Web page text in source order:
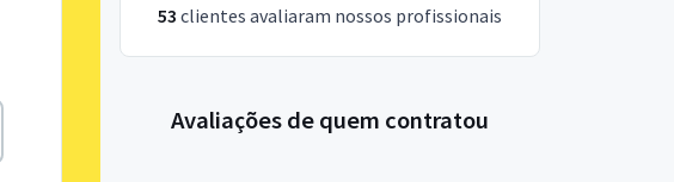
53 clientes avaliaram nossos profissionais
Avaliações de quem contratou